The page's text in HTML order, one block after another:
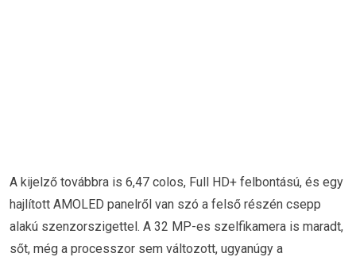
A kijelző továbbra is 6,47 colos, Full HD+ felbontású, és egy
hajlított AMOLED panelről van szó a felső részén csepp
alakú szenzorszigettel. A 32 MP-es szelfikamera is maradt,
sőt, még a processzor sem változott, ugyanúgy a